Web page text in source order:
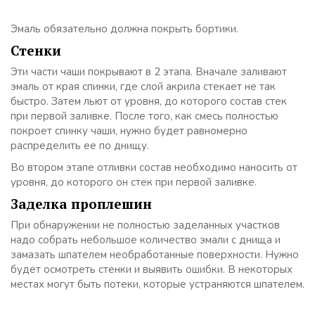
Эмаль обязательно должна покрыть бортики.
Стенки
Эти части чаши покрывают в 2 этапа. Вначале заливают
эмаль от края спинки, где слой акрила стекает не так
быстро. Затем льют от уровня, до которого состав стек
при первой заливке. После того, как смесь полностью
покроет спинку чаши, нужно будет равномерно
распределить ее по днищу.
Во втором этапе отливки состав необходимо наносить от
уровня, до которого он стек при первой заливке.
Заделка проплешин
При обнаружении не полностью заделанных участков
надо собрать небольшое количество эмали с днища и
замазать шпателем необработанные поверхности. Нужно
будет осмотреть стенки и выявить ошибки. В некоторых
местах могут быть потеки, которые устраняются шпателем.